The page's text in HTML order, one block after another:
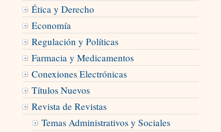
Ética y Derecho
Economí­a
Regulación y Políticas
Farmacia y Medicamentos
Conexiones Electrónicas
Títulos Nuevos
Revista de Revistas
Temas Administrativos y Sociales